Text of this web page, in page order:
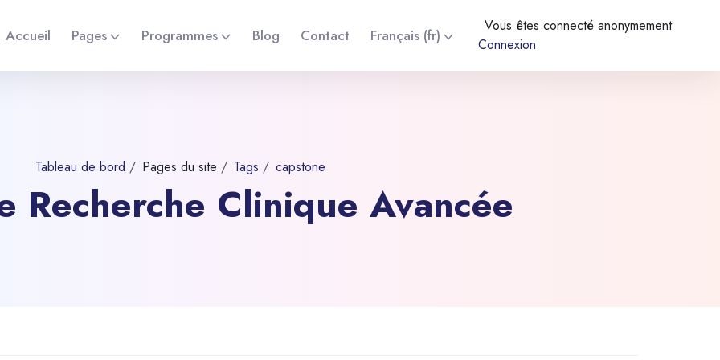
Accueil Pages Programmes Blog Contact Français ‎(fr)‎
Vous êtes connecté anonymement
Connexion
Tableau de bord Pages du site Tags capstone
Recherche Clinique Avancée